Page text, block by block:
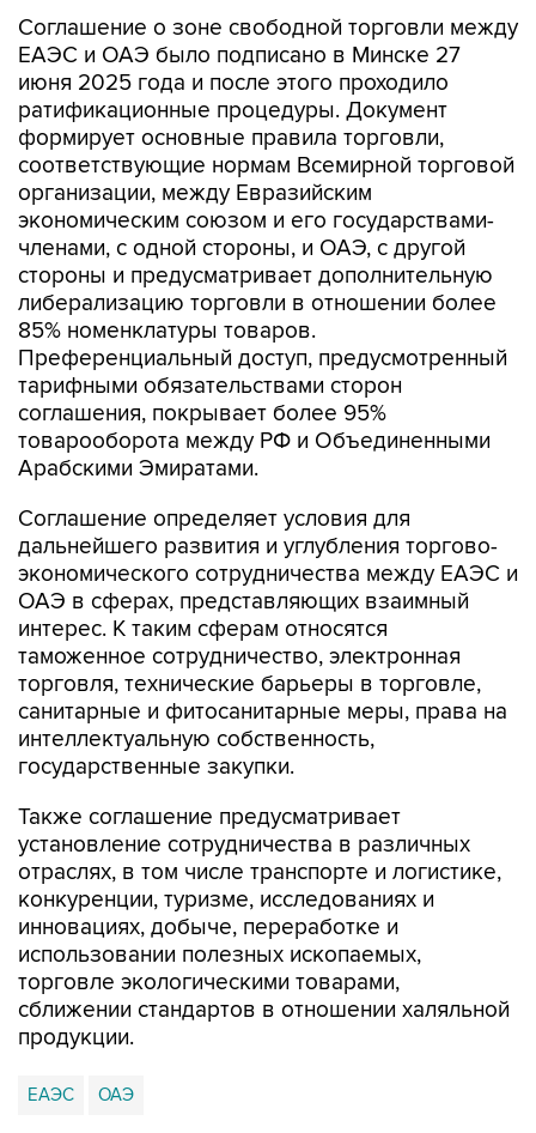
Соглашение о зоне свободной торговли между
ЕАЭС и ОАЭ было подписано в Минске 27
июня 2025 года и после этого проходило
ратификационные процедуры. Документ
формирует основные правила торговли,
соответствующие нормам Всемирной торговой
организации, между Евразийским
экономическим союзом и его государствами-
членами, с одной стороны, и ОАЭ, с другой
стороны и предусматривает дополнительную
либерализацию торговли в отношении более
85% номенклатуры товаров.
Преференциальный доступ, предусмотренный
тарифными обязательствами сторон
соглашения, покрывает более 95%
товарооборота между РФ и Объединенными
Арабскими Эмиратами.
Соглашение определяет условия для
дальнейшего развития и углубления торгово-
экономического сотрудничества между ЕАЭС и
ОАЭ в сферах, представляющих взаимный
интерес. К таким сферам относятся
таможенное сотрудничество, электронная
торговля, технические барьеры в торговле,
санитарные и фитосанитарные меры, права на
интеллектуальную собственность,
государственные закупки.
Также соглашение предусматривает
установление сотрудничества в различных
отраслях, в том числе транспорте и логистике,
конкуренции, туризме, исследованиях и
инновациях, добыче, переработке и
использовании полезных ископаемых,
торговле экологическими товарами,
сближении стандартов в отношении халяльной
продукции.
ЕАЭС ОАЭ